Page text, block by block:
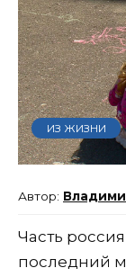
ИЗ ЖИЗНИ
Часть
последний